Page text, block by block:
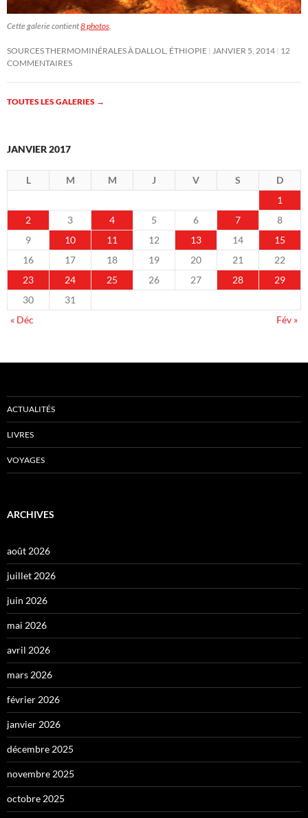
Cette galerie contient8 photos
SOURCES THERMOMINÉRALES À DALLOL, ÉTHIOPIE JANVIER 5, 2014 12
COMMENTAIRES
TOUTES LES GALERIES →
JANVIER 2017
L M M J V S
D
1
2
3 4 5 6 7
8
9
10 11 12 13 14
15
16
17 18 19 20 21
22
23
24 25 26 27 28
29
30
31
« Déc
Fév »
ACTUALITÉS
LIVRES
VOYAGES
ARCHIVES
août 2026
juillet 2026
juin 2026
mai 2026
avril 2026
mars 2026
février 2026
janvier 2026
décembre 2025
novembre 2025
octobre 2025